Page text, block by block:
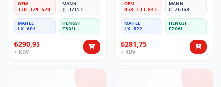
OEM
1J0 129 620
MANN
C 37153
MAHLE
LX 684
HENGST
E301L
₺290,95
+ KDV
OEM
058 133 843
MANN
C 26168
MAHLE
LX 622
HENGST
E206L
₺281,75
+ KDV